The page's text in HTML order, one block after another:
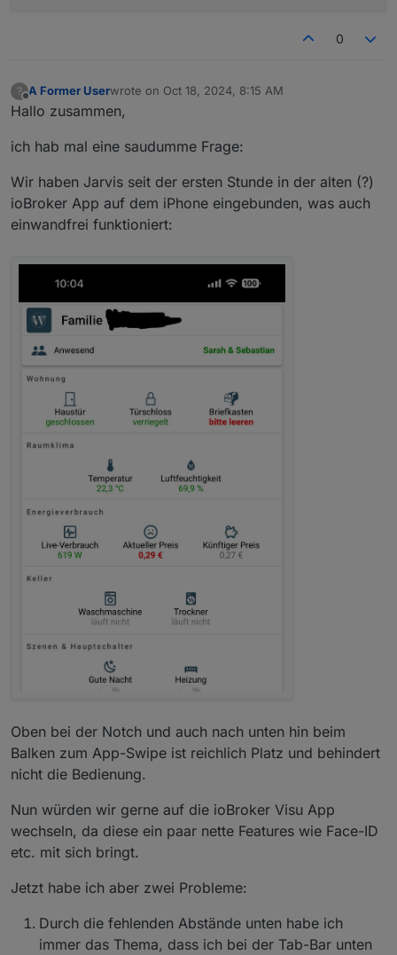
0
?
Offline
A Former Userwrote on Oct 18, 2024, 8:15 AM
last edited by
Hallo zusammen,
ich hab mal eine saudumme Frage:
Wir haben Jarvis seit der ersten Stunde in der alten (?)
ioBroker App auf dem iPhone eingebunden, was auch
einwandfrei funktioniert:
Oben bei der Notch und auch nach unten hin beim
Balken zum App-Swipe ist reichlich Platz und behindert
nicht die Bedienung.
Nun würden wir gerne auf die ioBroker Visu App
wechseln, da diese ein paar nette Features wie Face-ID
etc. mit sich bringt.
Jetzt habe ich aber zwei Probleme:
Durch die fehlenden Abstände unten habe ich
immer das Thema, dass ich bei der Tab-Bar unten